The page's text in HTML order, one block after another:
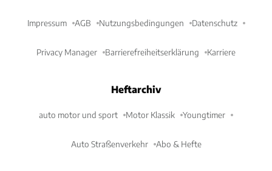
Impressum AGB Nutzungsbedingungen Datenschutz
Privacy Manager Barrierefreiheitserklärung Karriere
Heftarchiv
auto motor und sport Motor Klassik Youngtimer
Auto Straßenverkehr Abo & Hefte